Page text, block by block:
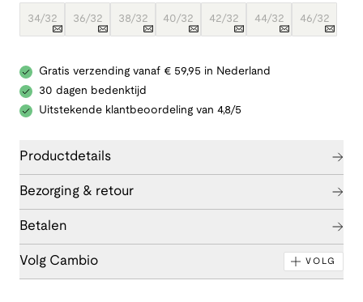
34/32 36/32 38/32 40/32 42/32 44/32 46/32
Gratis verzending vanaf € 59,95 in Nederland
30 dagen bedenktijd
Uitstekende klantbeoordeling van 4,8/5
Productdetails
Bezorging & retour
Betalen
Volg Cambio VOLG